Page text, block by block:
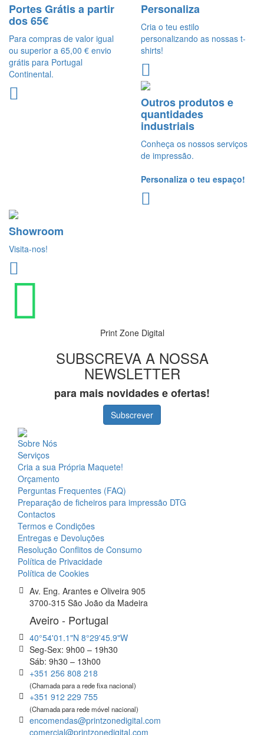
Portes Grátis a partir
dos 65€
Para compras de valor igual
ou superior a 65,00 € envio
grátis para Portugal
Continental.
Personaliza
Cria o teu estilo
personalizando as nossas t-
shirts!
Outros produtos e
quantidades
industriais
Conheça os nossos serviços
de impressão.
Personaliza o teu espaço!
Showroom
Visita-nos!
Print Zone Digital
SUBSCREVA A NOSSA
NEWSLETTER
para mais novidades e ofertas!
Subscrever
Sobre Nós
Serviços
Cria a sua Própria Maquete!
Orçamento
Perguntas Frequentes (FAQ)
Preparação de ficheiros para impressão DTG
Contactos
Termos e Condições
Entregas e Devoluções
Resolução Conflitos de Consumo
Política de Privacidade
Política de Cookies
Av. Eng. Arantes e Oliveira 905
3700-315 São João da Madeira
Aveiro - Portugal
40°54'01.1"N 8°29'45.9"W
Seg-Sex: 9h00 – 19h30
Sáb: 9h30 – 13h00
+351 256 808 218
(Chamada para a rede fixa nacional)
+351 912 229 755
(Chamada para rede móvel nacional)
encomendas@printzonedigital.com
comercial@printzonedigital.com